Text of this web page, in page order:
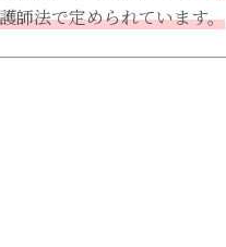
師法で定められています。